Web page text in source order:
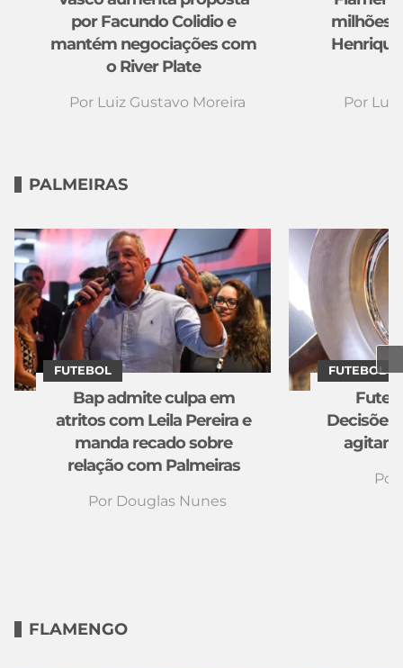
por Facundo Colidio e
mantém negociações com
o River Plate
Por Luiz Gustavo Moreira
milhões
Por
PALMEIRAS
Bap admite culpa em
atritos com Leila Pereira e
manda recado sobre
relação com Palmeiras
Por Douglas Nunes
FUTEBOL
Decisões
agitam
Por
FUTEBOL
FLAMENGO